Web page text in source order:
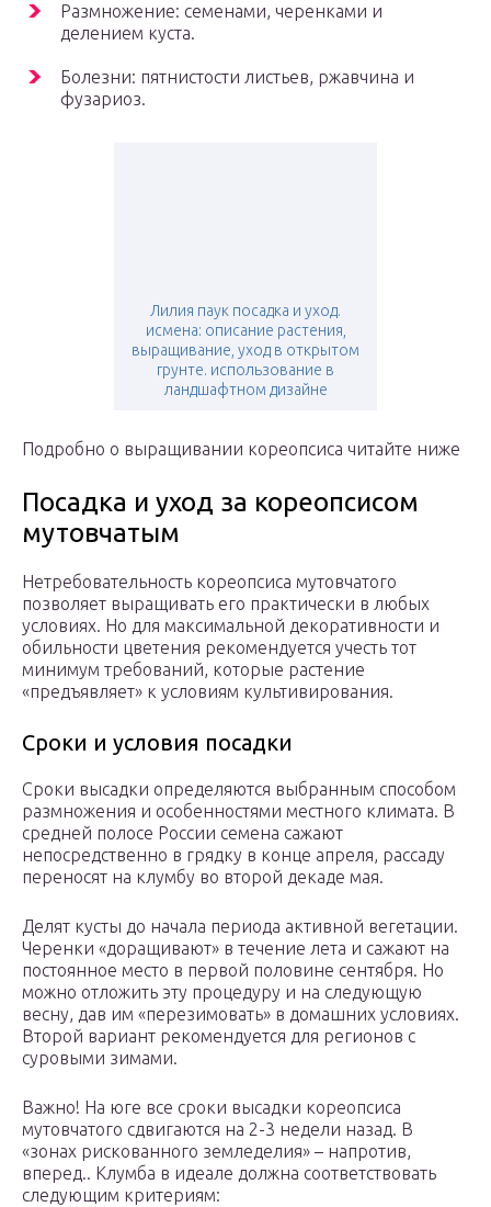
Размножение: семенами, черенками и
делением куста.
Болезни: пятнистости листьев, ржавчина и
фузариоз.
Лилия паук посадка и уход.
исмена: описание растения,
выращивание, уход в открытом
грунте. использование в
ландшафтном дизайне
Подробно о выращивании кореопсиса читайте ниже
Посадка и уход за кореопсисом
мутовчатым
Нетребовательность кореопсиса мутовчатого
позволяет выращивать его практически в любых
условиях. Но для максимальной декоративности и
обильности цветения рекомендуется учесть тот
минимум требований, которые растение
«предъявляет» к условиям культивирования.
Сроки и условия посадки
Сроки высадки определяются выбранным способом
размножения и особенностями местного климата. В
средней полосе России семена сажают
непосредственно в грядку в конце апреля, рассаду
переносят на клумбу во второй декаде мая.
Делят кусты до начала периода активной вегетации.
Черенки «доращивают» в течение лета и сажают на
постоянное место в первой половине сентября. Но
можно отложить эту процедуру и на следующую
весну, дав им «перезимовать» в домашних условиях.
Второй вариант рекомендуется для регионов с
суровыми зимами.
Важно! На юге все сроки высадки кореопсиса
мутовчатого сдвигаются на 2-3 недели назад. В
«зонах рискованного земледелия» – напротив,
вперед.. Клумба в идеале должна соответствовать
следующим критериям: